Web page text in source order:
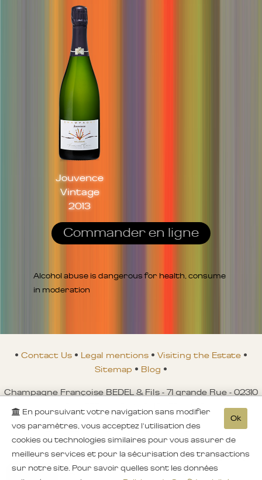
Jouvence
Vintage
2013
Commander en ligne
Alcohol abuse is dangerous for health, consume
in moderation
• Contact Us • Legal mentions • Visiting the Estate •
Sitemap • Blog •
Champagne Françoise BEDEL & Fils - 71 grande Rue - 02310
CROUTTES-SUR-MARNE - FRANCE
Tél. : +00 33 (0)3 23 821 580 - Fax. : +00 33 (0)3 23 821 149 -
© 2003-2026 Champagne Françoise BEDEL & Fils - Maître d'œuvre
eChampagne
Ok
En poursuivant votre navigation sans modifier
vos paramètres, vous acceptez l'utilisation des
cookies ou technologies similaires pour vous assurer de
meilleurs services et pour la sécurisation des transactions
sur notre site. Pour savoir quelles sont les données